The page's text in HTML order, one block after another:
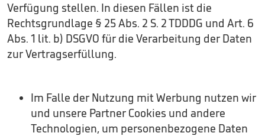
Verfügung stellen. In diesen Fällen ist die
Rechtsgrundlage § 25 Abs. 2 S. 2 TDDDG und Art. 6
Abs. 1 lit. b) DSGVO für die Verarbeitung der Daten
zur Vertragserfüllung.
Im Falle der Nutzung mit Werbung nutzen wir
und unsere Partner Cookies und andere
Technologien, um personenbezogene Daten